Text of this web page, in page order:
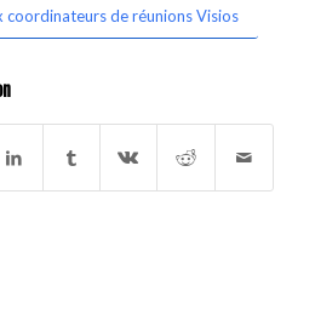
coordinateurs de réunions Visios